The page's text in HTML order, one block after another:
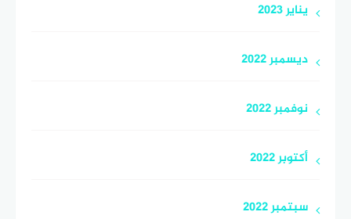
يناير 2023
ديسمبر 2022
نوفمبر 2022
أكتوبر 2022
سبتمبر 2022